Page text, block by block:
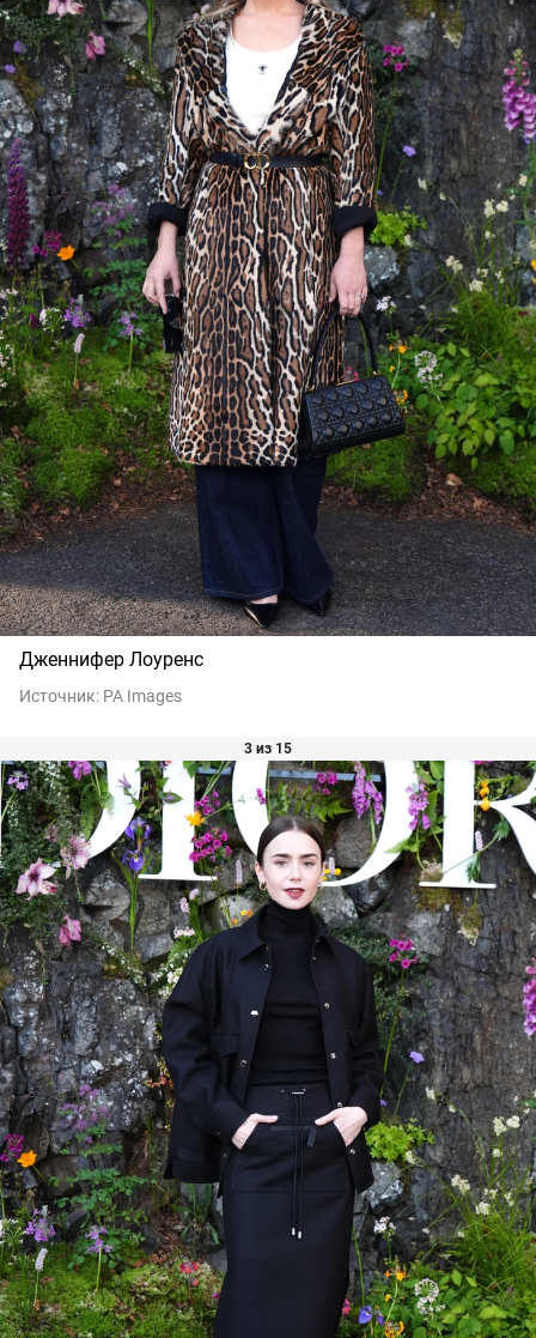
Дженнифер Лоуренс
Источник: PA Images
3 из 15